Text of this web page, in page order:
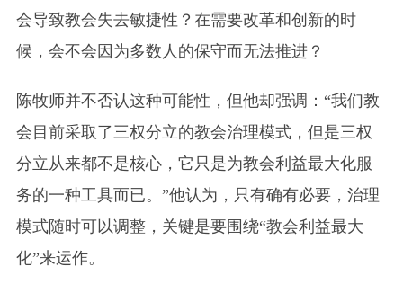
会导致教会失去敏捷性？在需要改革和创新的时
候，会不会因为多数人的保守而无法推进？
陈牧师并不否认这种可能性，但他却强调：“我们教
会目前采取了三权分立的教会治理模式，但是三权
分立从来都不是核心，它只是为教会利益最大化服
务的一种工具而已。”他认为，只有确有必要，治理
模式随时可以调整，关键是要围绕“教会利益最大
化”来运作。